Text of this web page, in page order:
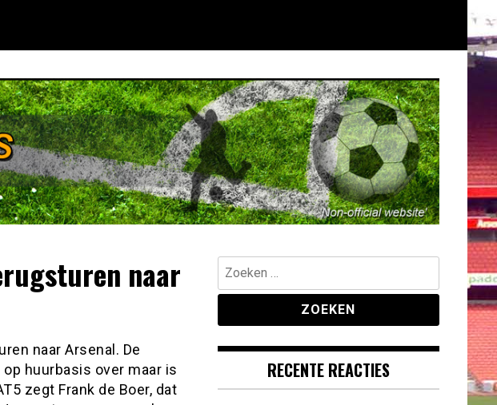
naar
naar Arsenal. De
huurbasis over maar is
zegt Frank de Boer, dat
Zoeken
naar:
RECENTE REACTIES